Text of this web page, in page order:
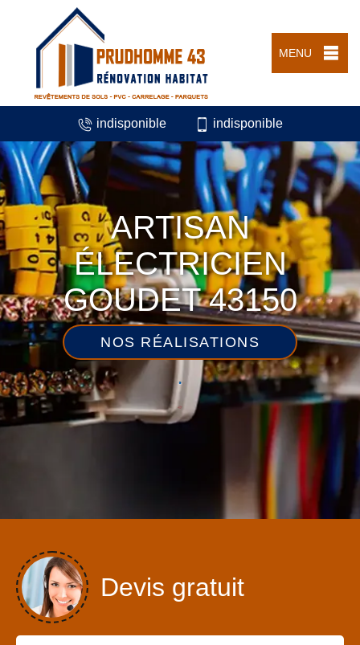
MENU
indisponible indisponible
ARTISAN
ÉLECTRICIEN
GOUDET 43150
NOS RÉALISATIONS
Devis gratuit